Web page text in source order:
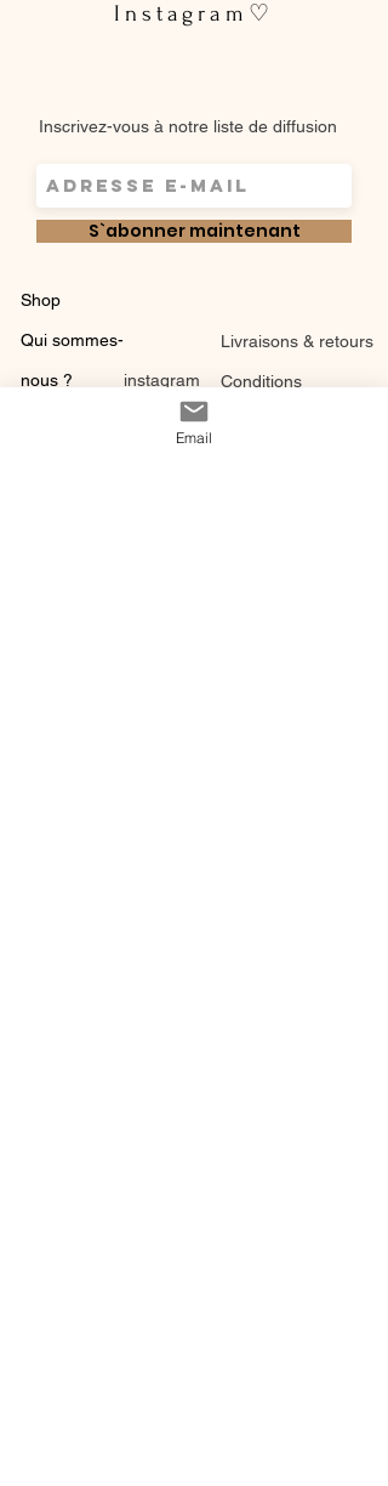
Instagram♡
Inscrivez-vous à notre liste de diffusion
S`abonner maintenant
Shop
Qui sommes-
nous ? instagram
Livraisons & retours
Conditions
Email